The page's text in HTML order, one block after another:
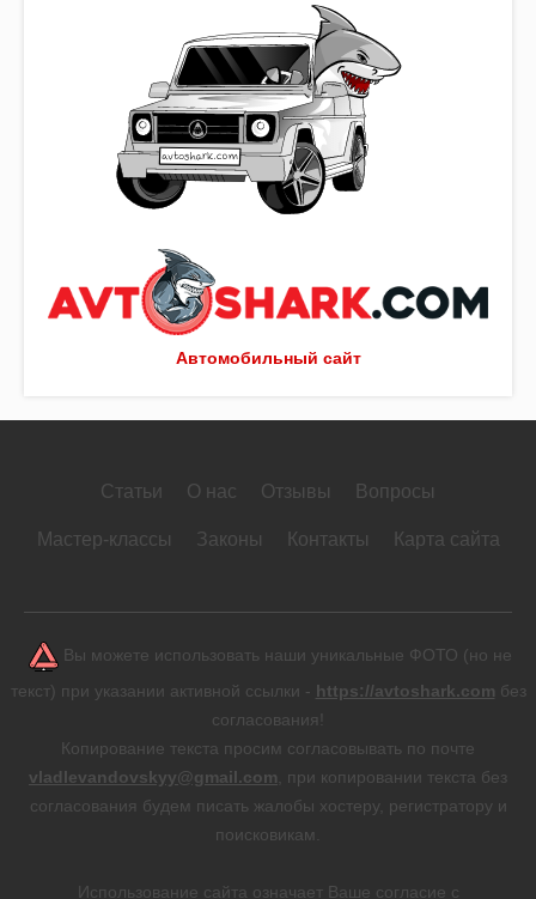
Автомобильный сайт
Статьи О нас Отзывы Вопросы
Мастер-классы Законы Контакты Карта сайта
Вы можете использовать наши уникальные ФОТО (но не
текст) при указании активной ссылки - https://avtoshark.com без
согласования!
Копирование текста просим согласовывать по почте
vladlevandovskyy@gmail.com , при копировании текста без
согласования будем писать жалобы хостеру, регистратору и
поисковикам.
Использование сайта означает Ваше согласие с